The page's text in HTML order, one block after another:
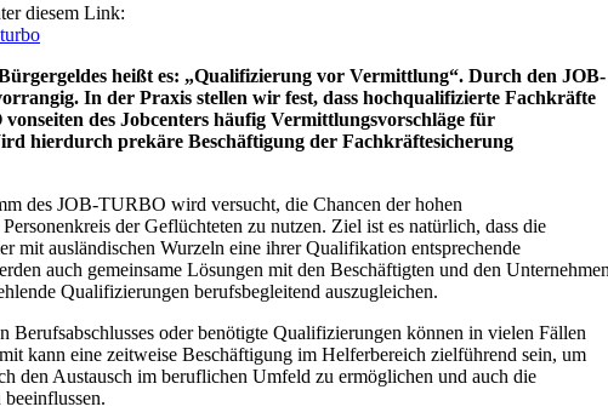
diesem Link:
heißt es: „Qualifizierung vor Vermittlung“. Durch den JOB-
In der Praxis stellen wir fest, dass hochqualifizierte Fachkräfte
des Jobcenters häufig Vermittlungsvorschläge für
hierdurch prekäre Beschäftigung der Fachkräftesicherung
des JOB-TURBO wird versucht, die Chancen der hohen
der Geflüchteten zu nutzen. Ziel ist es natürlich, dass die
mit ausländischen Wurzeln eine ihrer Qualifikation entsprechende
auch gemeinsame Lösungen mit den Beschäftigten und den
Qualifizierungen berufsbegleitend auszugleichen.
Berufsabschlusses oder benötigte Qualifizierungen können in vielen Fällen
kann eine zeitweise Beschäftigung im Helferbereich zielführend sein, um
den Austausch im beruflichen Umfeld zu ermöglichen und auch die